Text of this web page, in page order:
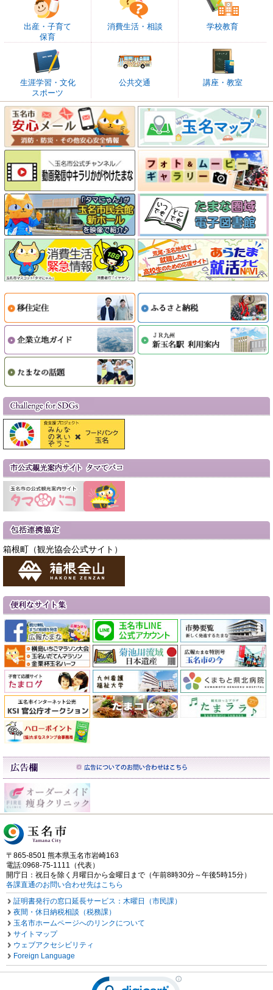
出産・子育て
保育
消費生活・相談 学校教育
生涯学習・文化
スポーツ
公共交通 講座・教室
箱根町（観光協会公式サイト）
〒865-8501 熊本県玉名市岩崎163
電話:0968-75-1111（代表）
開庁日：祝日を除く月曜日から金曜日まで（午前8時30分～午後5時15分）
各課直通のお問い合わせ先はこちら
証明書発行の窓口延長サービス：木曜日（市民課）
夜間・休日納税相談（税務課）
玉名市ホームページへのリンクについて
サイトマップ
ウェブアクセシビリティ
Foreign Language